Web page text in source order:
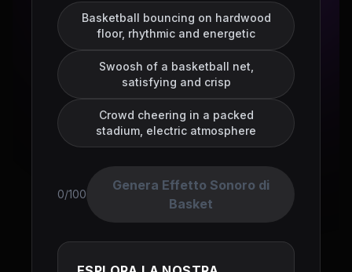
Basketball bouncing on hardwood
floor, rhythmic and energetic
Swoosh of a basketball net,
satisfying and crisp
Crowd cheering in a packed
stadium, electric atmosphere
0/100
Genera Effetto Sonoro di
Basket